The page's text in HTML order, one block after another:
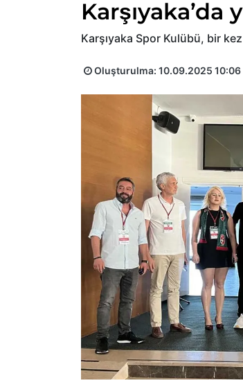
Karşıyaka Spor Kulübü, bir
Oluşturulma: 10.09.2025 10:06